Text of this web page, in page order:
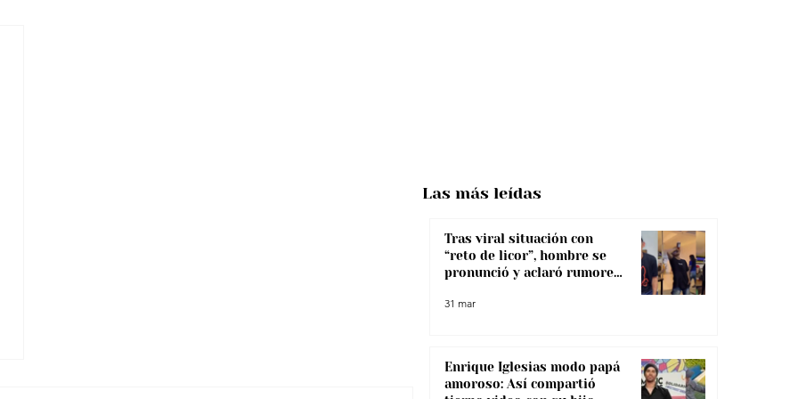
Tras viral situación con
“reto de licor”, hombre se
pronunció y aclaró rumores
31 mar
Enrique Iglesias modo papá
amoroso: Así compartió
Las más leídas